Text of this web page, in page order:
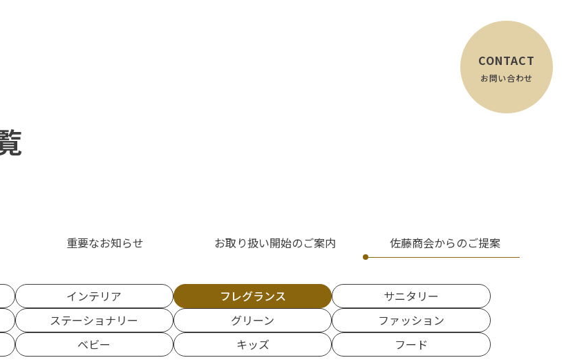
重要なお知らせ お取り扱い開始のご案内 佐藤商会からのご提案
インテリア フレグランス
サニタリー
ステーショナリー グリーン
ファッション
ベビー キッズ フード
CONTACT
お問い合わせ